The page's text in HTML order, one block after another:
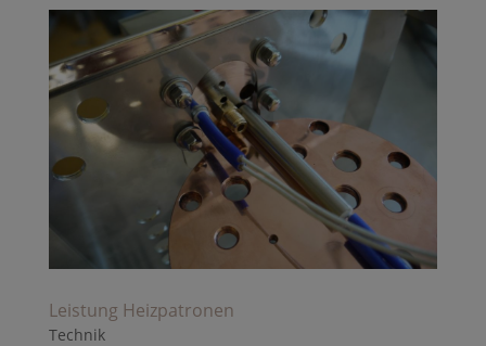
Leistung Heizpatronen
Technik